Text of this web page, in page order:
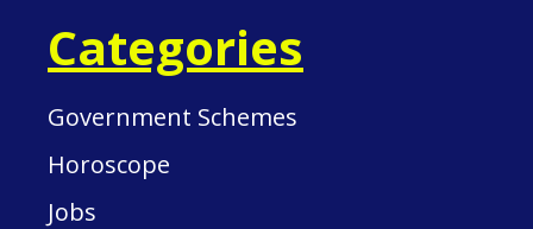
Categories
Government Schemes
Horoscope
Jobs